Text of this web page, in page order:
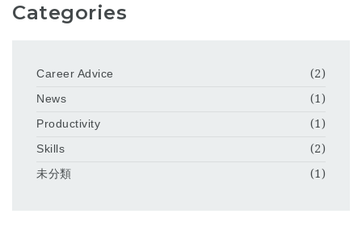
Categories
Career Advice
(2)
News
(1)
Productivity
(1)
Skills
(2)
未分類
(1)